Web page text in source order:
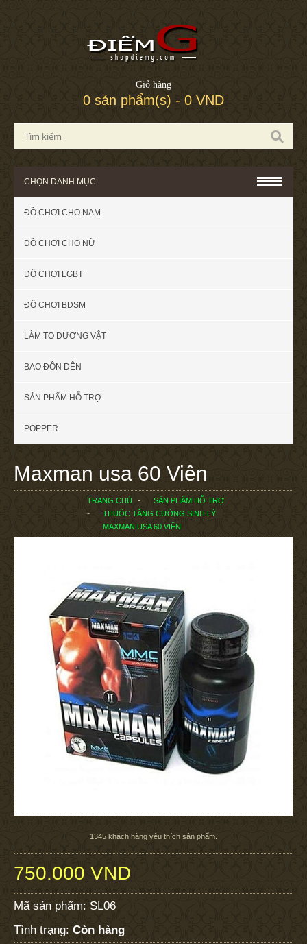
Giỏ hàng
0 sản phẩm(s) - 0 VND
CHỌN DANH MỤC
ĐỒ CHƠI CHO NAM
ĐỒ CHƠI CHO NỮ
ĐỒ CHƠI LGBT
ĐỒ CHƠI BDSM
LÀM TO DƯƠNG VẬT
BAO ĐÔN DÊN
SẢN PHẨM HỖ TRỢ
POPPER
Maxman usa 60 Viên
TRANG CHỦ
SẢN PHẨM HỖ TRỢ
THUỐC TĂNG CƯỜNG SINH LÝ
MAXMAN USA 60 VIÊN
1345 khách hàng yêu thích sản phẩm.
750.000 VND
Mã sản phẩm: SL06
Tình trạng: Còn hàng